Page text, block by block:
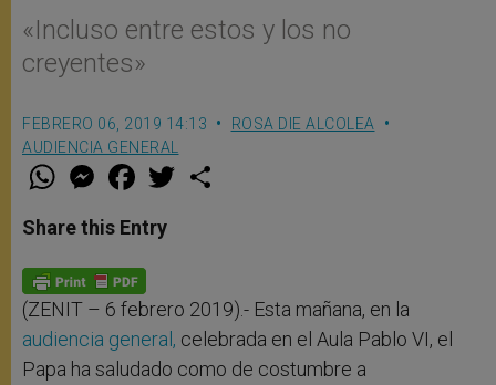
«Incluso entre estos y los no
creyentes»
FEBRERO 06, 2019 14:13
ROSA DIE ALCOLEA
AUDIENCIA GENERAL
W
t
s
p
p
M
e
s
e
g
e
F
a
e
b
o
k
w
Share this Entry
(ZENIT – 6 febrero 2019).- Esta mañana, en la
audiencia general, celebrada en el Aula Pablo VI, el
Papa ha saludado como de costumbre a